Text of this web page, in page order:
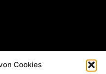
Cookies